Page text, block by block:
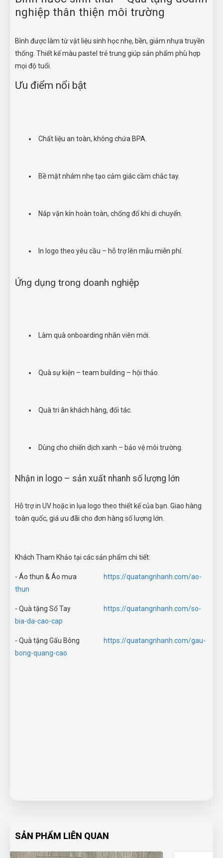
nghiệp thân thiện môi trường
Bình được làm từ vật liệu sinh học nhẹ, bền, giảm nhựa truyền
thống. Thiết kế màu pastel trẻ trung giúp sản phẩm phù hợp
mọi độ tuổi.
Ưu điểm nổi bật
Chất liệu an toàn, không chứa BPA.
Bề mặt nhám nhẹ tạo cảm giác cầm chắc tay.
Nắp vặn kín hoàn toàn, chống đổ khi di chuyển.
In logo theo yêu cầu – hỗ trợ lên mẫu miễn phí.
Ứng dụng trong doanh nghiệp
Làm quà onboarding nhân viên mới.
Quà sự kiện – team building – hội thảo.
Quà tri ân khách hàng, đối tác.
Dùng cho chiến dịch xanh – bảo vệ môi trường.
Nhận in logo – sản xuất nhanh số lượng lớn
Hỗ trợ in UV hoặc in lụa logo theo thiết kế của bạn. Giao hàng
toàn quốc, giá ưu đãi cho đơn hàng số lượng lớn.
Khách Tham Khảo tại các sản phẩm chi tiết:
- Áo thun & Áo mưa
https://quatangnhanh.com/ao-
thun
- Quà tặng Sổ Tay
https://quatangnhanh.com/so-
bia-da-cao-cap
- Quà tặng Gấu Bông
https://quatangnhanh.com/gau-
bong-quang-cao
SẢN PHẨM LIÊN QUAN